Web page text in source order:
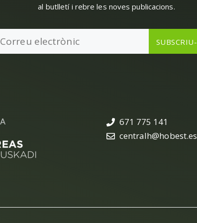
al butlletí i rebre les noves publicacions.
671 775 141
centralh@hobest.es